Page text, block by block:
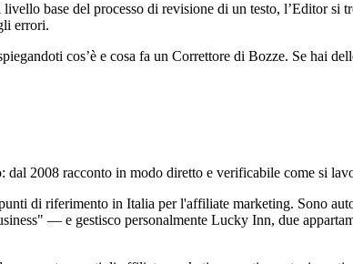
base del processo di revisione di un testo, l’Editor
errori.
cos’è e cosa fa un Correttore di Bozze. Se hai
2008 racconto in modo diretto e verificabile come si
di riferimento in Italia per l'affiliate marketing. Sono
— e gestisco personalmente Lucky Inn, due